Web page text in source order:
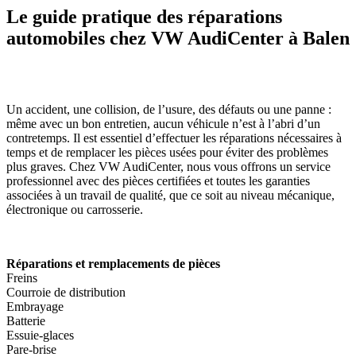
Le guide pratique des réparations
automobiles chez VW AudiCenter à Balen
Un accident, une collision, de l’usure, des défauts ou une panne :
même avec un bon entretien, aucun véhicule n’est à l’abri d’un
contretemps. Il est essentiel d’effectuer les réparations nécessaires à
temps et de remplacer les pièces usées pour éviter des problèmes
plus graves. Chez VW AudiCenter, nous vous offrons un service
professionnel avec des pièces certifiées et toutes les garanties
associées à un travail de qualité, que ce soit au niveau mécanique,
électronique ou carrosserie.
Réparations et remplacements de pièces
Freins
Courroie de distribution
Embrayage
Batterie
Essuie-glaces
Pare-brise